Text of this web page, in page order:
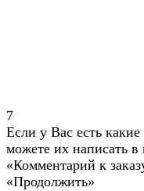
7
Если у Вас есть
можете их написать
«Комментарий к
«Продолжить»